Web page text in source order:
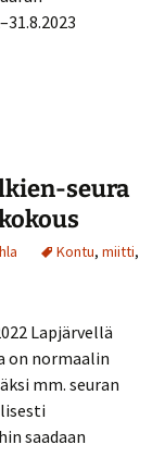
seura
Kontu, miitti,
Lapjärvellä
on normaalin
mm. seuran
saadaan